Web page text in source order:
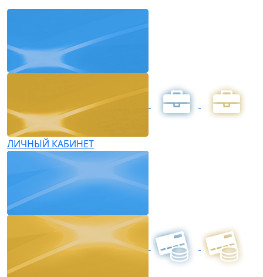
ЛИЧНЫЙ КАБИНЕТ